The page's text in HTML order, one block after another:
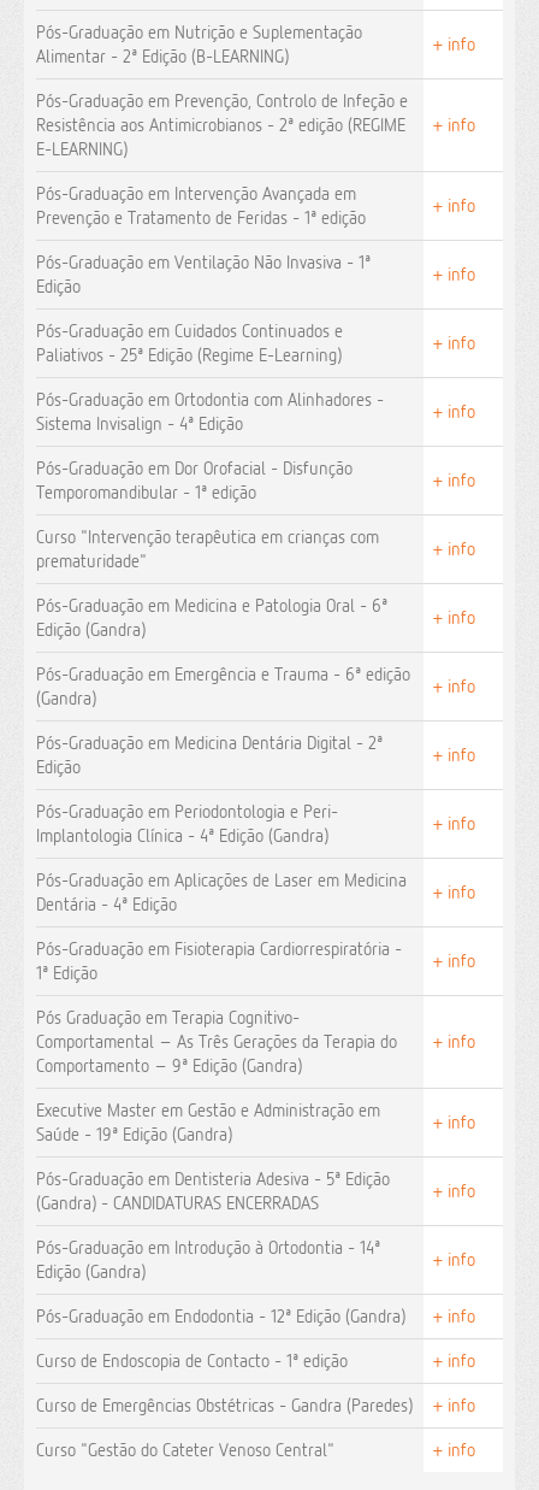
Pós-Graduação em Nutrição e Suplementação
Alimentar - 2ª Edição (B-LEARNING)
+ info
Pós-Graduação em Prevenção, Controlo de Infeção e
Resistência aos Antimicrobianos - 2ª edição (REGIME
E-LEARNING)
+ info
Pós-Graduação em Intervenção Avançada em
Prevenção e Tratamento de Feridas - 1ª edição
+ info
Pós-Graduação em Ventilação Não Invasiva - 1ª
Edição
+ info
Pós-Graduação em Cuidados Continuados e
Paliativos - 25ª Edição (Regime E-Learning)
+ info
Pós-Graduação em Ortodontia com Alinhadores -
Sistema Invisalign - 4ª Edição
+ info
Pós-Graduação em Dor Orofacial - Disfunção
Temporomandibular - 1ª edição
+ info
Curso "Intervenção terapêutica em crianças com
prematuridade"
+ info
Pós-Graduação em Medicina e Patologia Oral - 6ª
Edição (Gandra)
+ info
Pós-Graduação em Emergência e Trauma - 6ª edição
(Gandra)
+ info
Pós-Graduação em Medicina Dentária Digital - 2ª
Edição
+ info
Pós-Graduação em Periodontologia e Peri-
Implantologia Clínica - 4ª Edição (Gandra)
+ info
Pós-Graduação em Aplicações de Laser em Medicina
Dentária - 4ª Edição
+ info
Pós-Graduação em Fisioterapia Cardiorrespiratória -
1ª Edição
+ info
Pós Graduação em Terapia Cognitivo-
Comportamental – As Três Gerações da Terapia do
Comportamento – 9ª Edição (Gandra)
+ info
Executive Master em Gestão e Administração em
Saúde - 19ª Edição (Gandra)
+ info
Pós-Graduação em Dentisteria Adesiva - 5ª Edição
(Gandra) - CANDIDATURAS ENCERRADAS
+ info
Pós-Graduação em Introdução à Ortodontia - 14ª
Edição (Gandra)
+ info
Pós-Graduação em Endodontia - 12ª Edição (Gandra)
+ info
Curso de Endoscopia de Contacto - 1ª edição
+ info
Curso de Emergências Obstétricas - Gandra (Paredes)
+ info
Curso "Gestão do Cateter Venoso Central"
+ info